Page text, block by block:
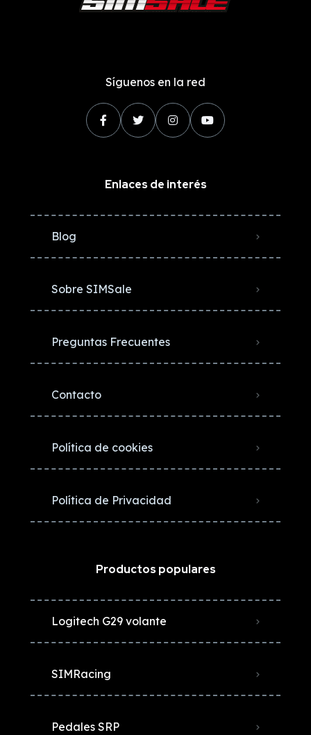
Síguenos en la red
Enlaces de interés
Blog
Sobre SIMSale
Preguntas Frecuentes
Contacto
Política de cookies
Política de Privacidad
Productos populares
Logitech G29 volante
SIMRacing
Pedales SRP